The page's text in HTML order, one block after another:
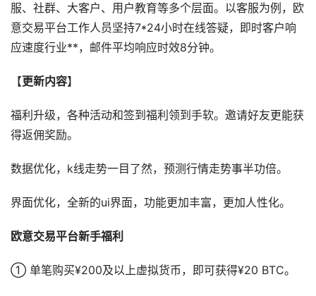
服、社群、大客户、用户教育等多个层面。以客服为例，欧
意交易平台工作人员坚持7*24小时在线答疑，即时客户响
应速度行业**，邮件平均响应时效8分钟。
【更新内容】
福利升级，各种活动和签到福利领到手软。邀请好友更能获
得返佣奖励。
数据优化，k线走势一目了然，预测行情走势事半功倍。
界面优化，全新的ui界面，功能更加丰富，更加人性化。
欧意交易平台新手福利
① 单笔购买¥200及以上虚拟货币，即可获得¥20 BTC。